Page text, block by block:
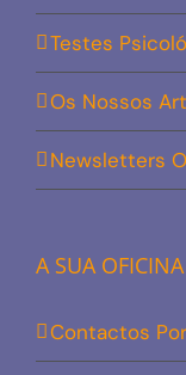
Testes
Os Nossos
Newsletters
A SUA
Contactos